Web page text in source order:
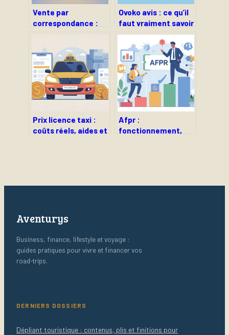
Vente par
correspondance :
pratiques
Ovoko avis : ce qu’il
faut vraiment savoir
avant de
commander
Prix licence taxi :
coûts réels, aides et
Afpr :
fonctionnement,
Aventurys
Business, finance, lifestyle et voyage :
guides pratiques pour vivre et financer vos
road-trips.
DERNIERS DOSSIERS
Dépliant touristique : contenus, plis et finitions pour